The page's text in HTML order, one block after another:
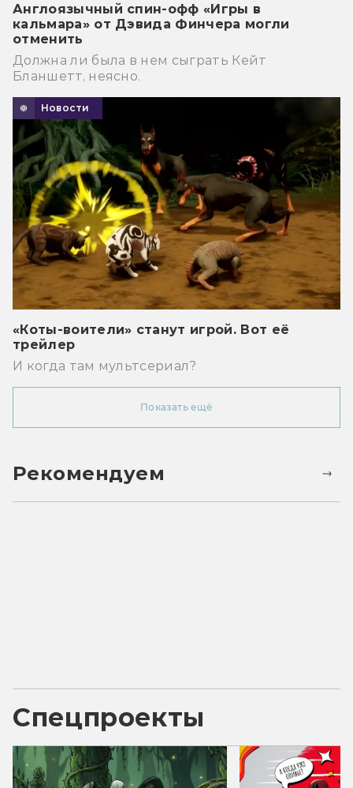
Англоязычный спин-офф «Игры в
кальмара» от Дэвида Финчера могли
отменить
Должна ли была в нем сыграть Кейт
Бланшетт, неясно.
Новости
«Коты-воители» станут игрой. Вот её
трейлер
И когда там мультсериал?
Показать ещё
Рекомендуем
Спецпроекты